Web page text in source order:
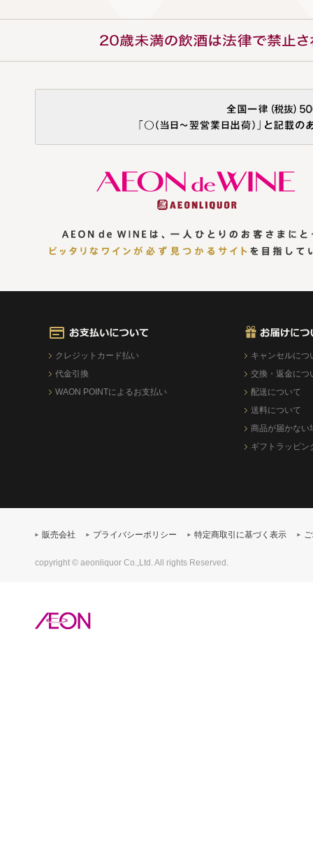
クレジットカード払い
代金引換
WAON POINTによるお支払い
キャンセルにつ
交換・返金につ
配送について
送料について
商品が届かない
ギフトラッピン
販売会社 プライバシーポリシー 特定商取引に基づく表示
copyright © aeonliquor Co.,Ltd. All rights Reserved.